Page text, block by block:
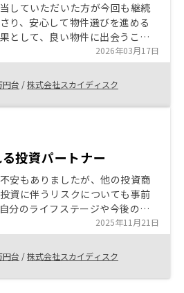
していただいた方が今回も継続
り、安心して物件選びを進める
として、良い物件に出会うこと
今回は融資先の銀行が変更とな
流れが前回と一部異なりました
き、購入完了まで非常にスムー
した。
2026年03月17日
円台 /株式会社スカイディスク
投資パートナー
安もありましたが、他の投資商
資に伴うリスクについても事前
分のライフステージや今後の資
納得した上で購入を決めること
当営業の方がこちらの要望をし
ピード感を持って対応してくだ
くRENOSYというサービス自体
きました。
2025年11月21日
円台 /株式会社スカイディスク